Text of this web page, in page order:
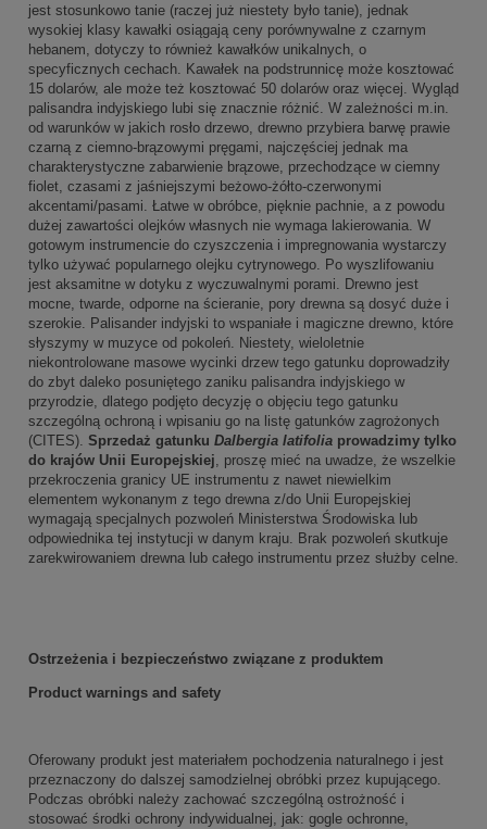
jest stosunkowo tanie (raczej już niestety było tanie), jednak
wysokiej klasy kawałki osiągają ceny porównywalne z czarnym
hebanem, dotyczy to również kawałków unikalnych, o
specyficznych cechach. Kawałek na podstrunnicę może kosztować
15 dolarów, ale może też kosztować 50 dolarów oraz więcej. Wygląd
palisandra indyjskiego lubi się znacznie różnić. W zależności m.in.
od warunków w jakich rosło drzewo, drewno przybiera barwę prawie
czarną z ciemno-brązowymi pręgami, najczęściej jednak ma
charakterystyczne zabarwienie brązowe, przechodzące w ciemny
fiolet, czasami z jaśniejszymi beżowo-żółto-czerwonymi
akcentami/pasami. Łatwe w obróbce, pięknie pachnie, a z powodu
dużej zawartości olejków własnych nie wymaga lakierowania. W
gotowym instrumencie do czyszczenia i impregnowania wystarczy
tylko używać popularnego olejku cytrynowego. Po wyszlifowaniu
jest aksamitne w dotyku z wyczuwalnymi porami. Drewno jest
mocne, twarde, odporne na ścieranie, pory drewna są dosyć duże i
szerokie. Palisander indyjski to wspaniałe i magiczne drewno, które
słyszymy w muzyce od pokoleń. Niestety, wieloletnie
niekontrolowane masowe wycinki drzew tego gatunku doprowadziły
do zbyt daleko posuniętego zaniku palisandra indyjskiego w
przyrodzie, dlatego podjęto decyzję o objęciu tego gatunku
szczególną ochroną i wpisaniu go na listę gatunków zagrożonych
(CITES). Sprzedaż gatunku Dalbergia latifolia prowadzimy tylko
do krajów Unii Europejskiej, proszę mieć na uwadze, że wszelkie
przekroczenia granicy UE instrumentu z nawet niewielkim
elementem wykonanym z tego drewna z/do Unii Europejskiej
wymagają specjalnych pozwoleń Ministerstwa Środowiska lub
odpowiednika tej instytucji w danym kraju. Brak pozwoleń skutkuje
zarekwirowaniem drewna lub całego instrumentu przez służby celne.
Ostrzeżenia i bezpieczeństwo związane z produktem
Product warnings and safety
Oferowany produkt jest materiałem pochodzenia naturalnego i jest
przeznaczony do dalszej samodzielnej obróbki przez kupującego.
Podczas obróbki należy zachować szczególną ostrożność i
stosować środki ochrony indywidualnej, jak: gogle ochronne,